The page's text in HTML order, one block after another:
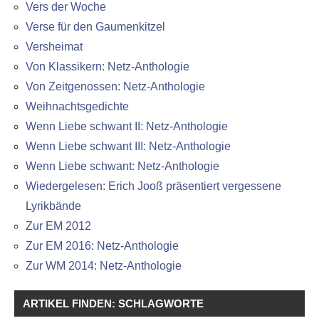
Vers der Woche
Verse für den Gaumenkitzel
Versheimat
Von Klassikern: Netz-Anthologie
Von Zeitgenossen: Netz-Anthologie
Weihnachtsgedichte
Wenn Liebe schwant II: Netz-Anthologie
Wenn Liebe schwant III: Netz-Anthologie
Wenn Liebe schwant: Netz-Anthologie
Wiedergelesen: Erich Jooß präsentiert vergessene
Lyrikbände
Zur EM 2012
Zur EM 2016: Netz-Anthologie
Zur WM 2014: Netz-Anthologie
ARTIKEL FINDEN: SCHLAGWORTE